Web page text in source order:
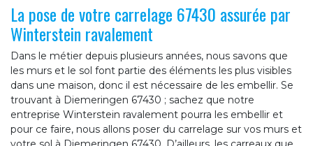
La pose de votre carrelage 67430 assurée par
Winterstein ravalement
Dans le métier depuis plusieurs années, nous savons que
les murs et le sol font partie des éléments les plus visibles
dans une maison, donc il est nécessaire de les embellir. Se
trouvant à Diemeringen 67430 ; sachez que notre
entreprise Winterstein ravalement pourra les embellir et
pour ce faire, nous allons poser du carrelage sur vos murs et